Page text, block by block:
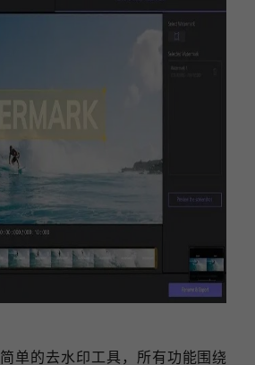
单的去水印工具，所有功能围绕